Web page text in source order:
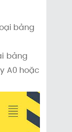
bảng
bảng
A0 hoặc